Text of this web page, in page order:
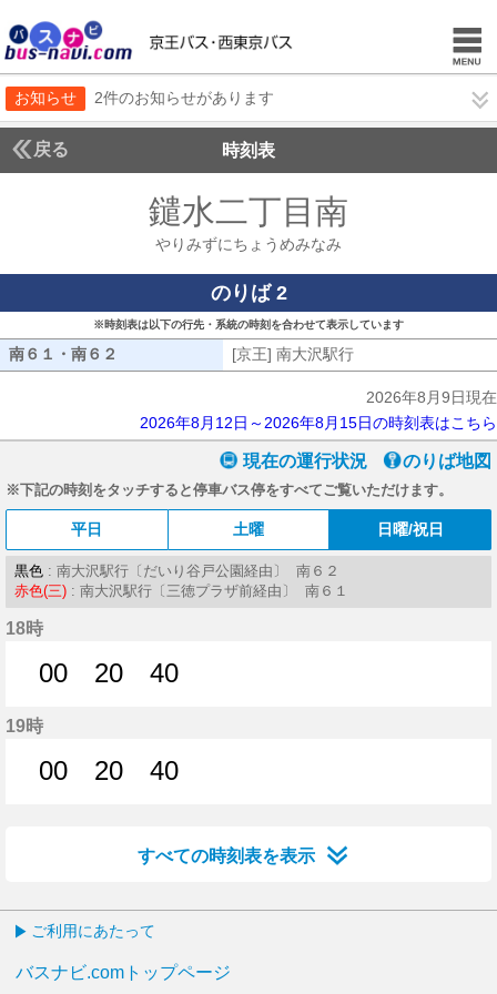
お知らせ 2件のお知らせがあります
戻る 時刻表
鑓水二丁目南
やりみずにちょうめみなみ
のりば 2
※時刻表は以下の行先・系統の時刻を合わせて表示しています
南６１・南６２ [京王] 南大沢駅行
2026年8月9日現在
2026年8月12日～2026年8月15日の時刻表はこちら
現在の運行状況 のりば地図
※下記の時刻をタッチすると停車バス停をすべてご覧いただけます。
平日 土曜 日曜/祝日
黒色 : 南大沢駅行〔だいり谷戸公園経由〕 南６２
赤色(三) : 南大沢駅行〔三徳プラザ前経由〕 南６１
18時
00
20
40
19時
00
20
40
すべての時刻表を表示
ご利用にあたって
バスナビ.comトップページ